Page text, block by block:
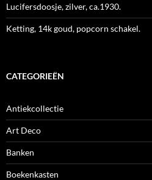
Lucifersdoosje, zilver, ca.1930.
Ketting, 14k goud, popcorn schakel.
CATEGORIEËN
Antiekcollectie
Art Deco
Banken
Boekenkasten